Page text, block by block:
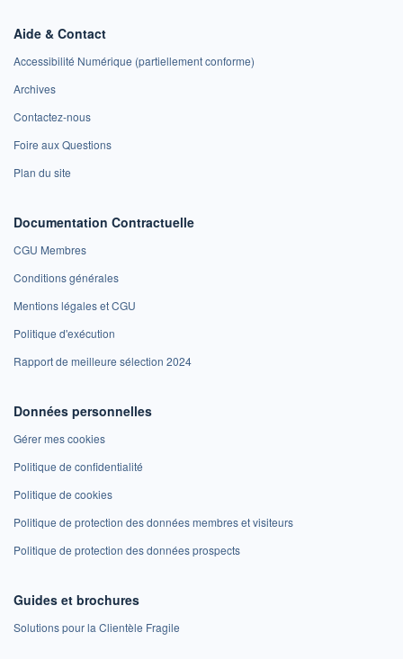
Aide & Contact
Accessibilité Numérique (partiellement conforme)
Archives
Contactez-nous
Foire aux Questions
Plan du site
Documentation Contractuelle
CGU Membres
Conditions générales
Mentions légales et CGU
Politique d'exécution
Rapport de meilleure sélection 2024
Données personnelles
Gérer mes cookies
Politique de confidentialité
Politique de cookies
Politique de protection des données membres et visiteurs
Politique de protection des données prospects
Guides et brochures
Solutions pour la Clientèle Fragile